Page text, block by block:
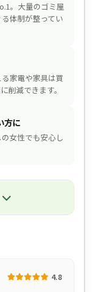
。大量のゴミ屋
体制が整ってい
家電や家具は買
削減できます。
方に
女性でも安心し
4.8